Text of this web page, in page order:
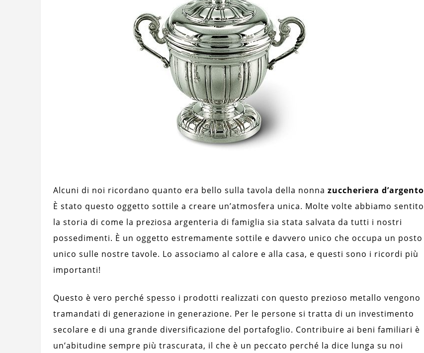
Alcuni di noi ricordano quanto era bello sulla tavola della nonna zuccheriera d’argento
È stato questo oggetto sottile a creare un’atmosfera unica. Molte volte abbiamo sentito
la storia di come la preziosa argenteria di famiglia sia stata salvata da tutti i nostri
possedimenti. È un oggetto estremamente sottile e davvero unico che occupa un posto
unico sulle nostre tavole. Lo associamo al calore e alla casa, e questi sono i ricordi più
importanti!
Questo è vero perché spesso i prodotti realizzati con questo prezioso metallo vengono
tramandati di generazione in generazione. Per le persone si tratta di un investimento
secolare e di una grande diversificazione del portafoglio. Contribuire ai beni familiari è
un’abitudine sempre più trascurata, il che è un peccato perché la dice lunga su noi